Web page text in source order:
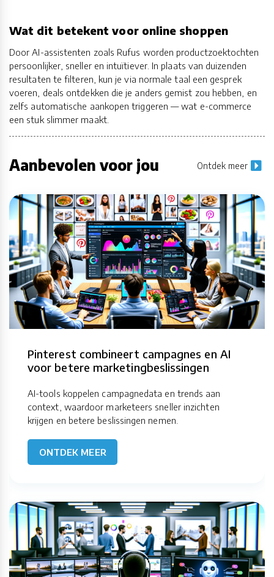
Wat dit betekent voor online shoppen
Door AI-assistenten zoals Rufus worden productzoektochten
persoonlijker, sneller en intuïtiever. In plaats van duizenden
resultaten te filteren, kun je via normale taal een gesprek
voeren, deals ontdekken die je anders gemist zou hebben, en
zelfs automatische aankopen triggeren — wat e-commerce
een stuk slimmer maakt.
Aanbevolen voor jou Ontdek meer
Pinterest combineert campagnes en AI
voor betere marketingbeslissingen
AI-tools koppelen campagnedata en trends aan
context, waardoor marketeers sneller inzichten
krijgen en betere beslissingen nemen.
ONTDEK MEER